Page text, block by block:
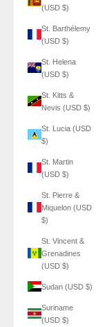
(USD $)
St. Barthélemy
(USD $)
St. Helena
(USD $)
St. Kitts &
Nevis (USD $)
St. Lucia (USD
$)
St. Martin
(USD $)
St. Pierre &
Miquelon (USD
$)
St. Vincent &
Grenadines
(USD $)
Sudan (USD $)
Suriname
(USD $)